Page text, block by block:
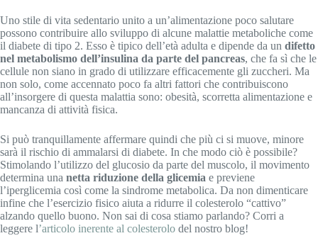
Uno stile di vita sedentario unito a un’alimentazione poco salutare
possono contribuire allo sviluppo di alcune malattie metaboliche come
il diabete di tipo 2. Esso è tipico dell’età adulta e dipende da un difetto
nel metabolismo dell’insulina da parte del pancreas, che fa sì che le
cellule non siano in grado di utilizzare efficacemente gli zuccheri. Ma
non solo, come accennato poco fa altri fattori che contribuiscono
all’insorgere di questa malattia sono: obesità, scorretta alimentazione e
mancanza di attività fisica.
Si può tranquillamente affermare quindi che più ci si muove, minore
sarà il rischio di ammalarsi di diabete. In che modo ciò è possibile?
Stimolando l’utilizzo del glucosio da parte del muscolo, il movimento
determina una netta riduzione della glicemia e previene
l’iperglicemia così come la sindrome metabolica. Da non dimenticare
infine che l’esercizio fisico aiuta a ridurre il colesterolo “cattivo”
alzando quello buono. Non sai di cosa stiamo parlando? Corri a
leggere l’articolo inerente al colesterolo del nostro blog!